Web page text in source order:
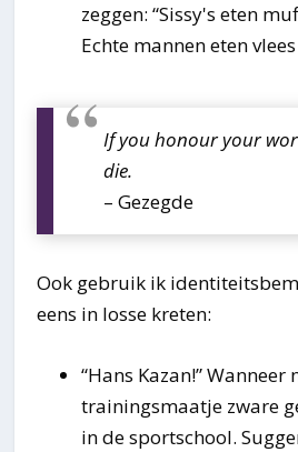
zeggen: “Sissy's eten
Echte mannen eten
If you honour your
die.
– Gezegde
Ook gebruik ik
eens in losse kreten:
“Hans Kazan!” Wanneer
trainingsmaatje zware
in de sportschool.